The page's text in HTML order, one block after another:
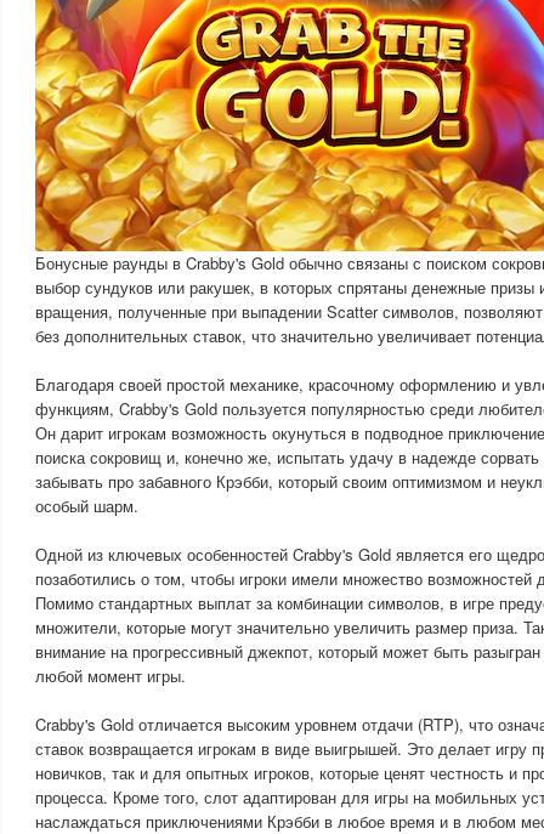
Бонусные раунды в Crabby's Gold обычно связаны с поиском
выбор сундуков или ракушек, в которых спрятаны денежные
вращения, полученные при выпадении Scatter символов,
без дополнительных ставок, что значительно увеличивает
Благодаря своей простой механике, красочному оформлению и
функциям, Crabby's Gold пользуется популярностью среди
Он дарит игрокам возможность окунуться в подводное
поиска сокровищ и, конечно же, испытать удачу в надежде
забывать про забавного Крэбби, который своим оптимизмом и
особый шарм.
Одной из ключевых особенностей Crabby's Gold является его
позаботились о том, чтобы игроки имели множество
Помимо стандартных выплат за комбинации символов, в игре
множители, которые могут значительно увеличить размер приза.
внимание на прогрессивный джекпот, который может быть
любой момент игры.
Crabby's Gold отличается высоким уровнем отдачи (RTP), что
ставок возвращается игрокам в виде выигрышей. Это делает игру
новичков, так и для опытных игроков, которые ценят честность и
процесса. Кроме того, слот адаптирован для игры на мобильных
наслаждаться приключениями Крэбби в любое время и в любом